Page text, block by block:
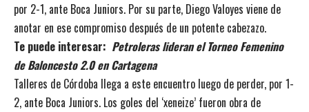
por 2-1, ante Boca Juniors. Por su parte, Diego Valoyes viene de
anotar en ese compromiso después de un potente cabezazo.
Te puede interesar: Petroleras lideran el Torneo Femenino
de Baloncesto 2.0 en Cartagena
Talleres de Córdoba llega a este encuentro luego de perder, por 1-
2, ante Boca Juniors. Los goles del ‘xeneize’ fueron obra de